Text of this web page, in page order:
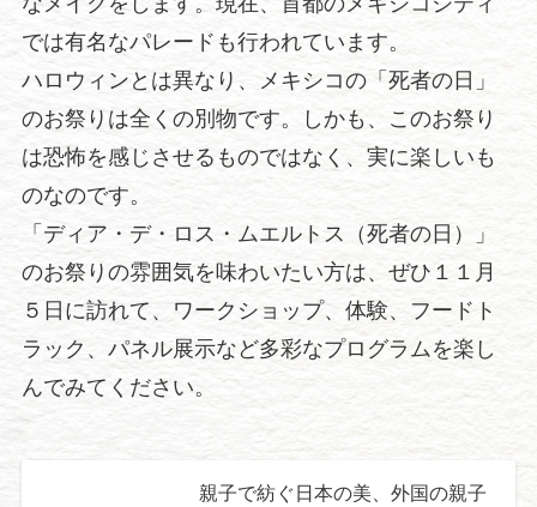
では有名なパレードも行われています。
ハロウィンとは異なり、メキシコの「死者の日」
のお祭りは全くの別物です。しかも、このお祭り
は恐怖を感じさせるものではなく、実に楽しいも
のなのです。
「ディア・デ・ロス・ムエルトス（死者の日）」
のお祭りの雰囲気を味わいたい方は、ぜひ１１月
５日に訪れて、ワークショップ、体験、フードト
ラック、パネル展示など多彩なプログラムを楽し
んでみてください。
親子で紡ぐ日本の美、外国の親子